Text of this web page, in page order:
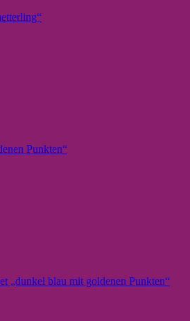
Punkten“
„dunkel blau mit goldenen Punkten“